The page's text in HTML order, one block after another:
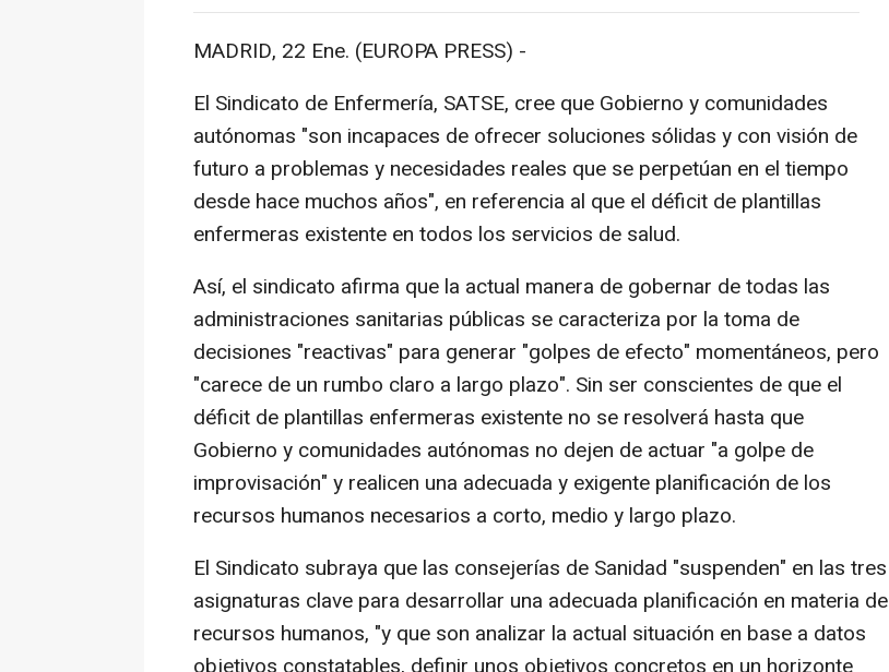
MADRID, 22 Ene. (EUROPA PRESS) -
El Sindicato de Enfermería, SATSE, cree que Gobierno y comunidades
autónomas "son incapaces de ofrecer soluciones sólidas y con visión de
futuro a problemas y necesidades reales que se perpetúan en el tiempo
desde hace muchos años", en referencia al que el déficit de plantillas
enfermeras existente en todos los servicios de salud.
Así, el sindicato afirma que la actual manera de gobernar de todas las
administraciones sanitarias públicas se caracteriza por la toma de
decisiones "reactivas" para generar "golpes de efecto" momentáneos, pero
"carece de un rumbo claro a largo plazo". Sin ser conscientes de que el
déficit de plantillas enfermeras existente no se resolverá hasta que
Gobierno y comunidades autónomas no dejen de actuar "a golpe de
improvisación" y realicen una adecuada y exigente planificación de los
recursos humanos necesarios a corto, medio y largo plazo.
El Sindicato subraya que las consejerías de Sanidad "suspenden" en las tres
asignaturas clave para desarrollar una adecuada planificación en materia de
recursos humanos, "y que son analizar la actual situación en base a datos